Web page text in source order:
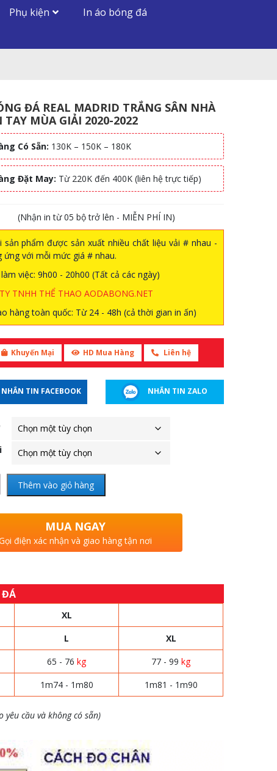
Phụ kiện
In áo bóng đá
ĐÁ REAL MADRID TRẮNG SÂN NHÀ
TAY MÙA GIẢI 2020-2022
Có Sẵn: 130K – 150K – 180K
Đặt May: Từ 220K đến 400K (liên hệ trực tiếp)
(Nhận in từ 05 bộ trở lên - MIỄN PHÍ IN)
phẩm được sản xuất nhiều chất liệu vải # nhau -
ứng với mỗi mức giá # nhau.
việc: 9h00 - 20h00 (Tất cả các ngày)
TNHH THỂ THAO AODABONG.NET
hàng toàn quốc: Từ 24 - 48h (cả thời gian in ấn)
Khuyến Mại HD Mua Hàng Liên hệ
NHẮN TIN FACEBOOK NHẮN TIN ZALO
Thêm vào giỏ hàng
MUA NGAY
điện xác nhận và giao hàng tận nơi
ĐÁ
XL
L
XL
65 - 76kg 77 - 99kg
1m74 - 1m80 1m81 - 1m90
yêu cầu và không có sẵn)